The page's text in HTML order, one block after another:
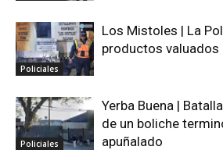
Policiales
Los Mistoles | La
productos valuados
Policiales
Yerba Buena |
de un boliche
apuñalado